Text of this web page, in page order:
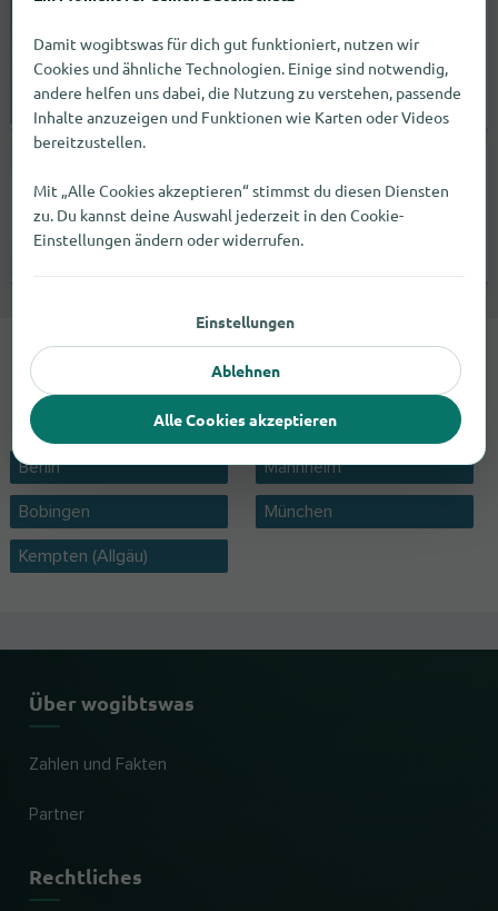
Goltzstraße 45
10781 Berlin
Keine Angabe |Modegeschäfte
Paul-Gerhardt-Str. 10
86399 Bobingen
Schwangerschaftshosen findest du
in 5 Städten angeboten.
Berlin
Bobingen
Kempten (Allgäu)
Mannheim
München
Über wogibtswas
Zahlen und Fakten
Partner
Rechtliches
Damit wogibtswas für dich gut funktioniert, nutzen wir
Cookies und ähnliche Technologien. Einige sind notwendig,
andere helfen uns dabei, die Nutzung zu verstehen, passende
Inhalte anzuzeigen und Funktionen wie Karten oder Videos
bereitzustellen.
Mit „Alle Cookies akzeptieren“ stimmst du diesen Diensten
zu. Du kannst deine Auswahl jederzeit in den Cookie-
Einstellungen ändern oder widerrufen.
Einstellungen
Ablehnen
Alle Cookies akzeptieren